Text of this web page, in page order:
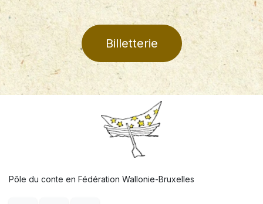
Billetterie
Pôle du conte en Fédération Wallonie-Bruxelles